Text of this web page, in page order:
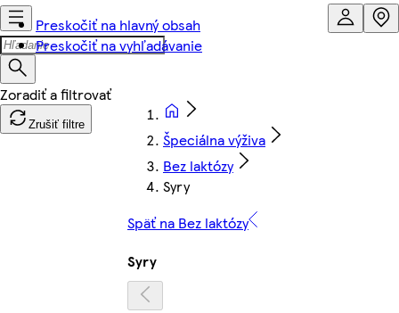
Preskočiť na hlavný obsah
Preskočiť na vyhľadávanie
Zrušiť filtre
Špeciálna výživa
Bez laktózy
Syry
Späť na Bez laktózy
Syry